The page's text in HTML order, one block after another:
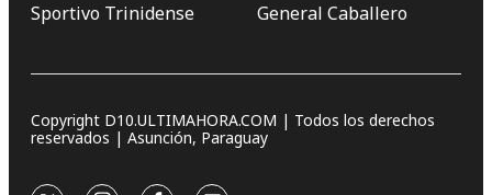
Sportivo Trinidense
General Caballero
Copyright D10.ULTIMAHORA.COM | Todos los derechos
reservados | Asunción, Paraguay